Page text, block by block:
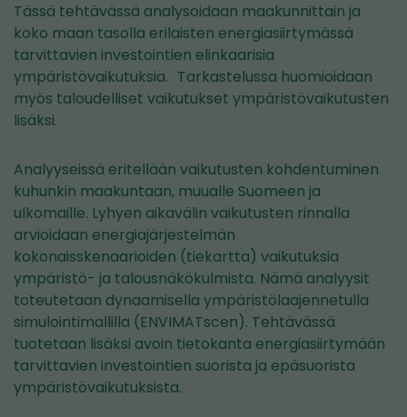
Tässä tehtävässä analysoidaan maakunnittain ja
koko maan tasolla erilaisten energiasiirtymässä
tarvittavien investointien elinkaarisia
ympäristövaikutuksia. Tarkastelussa huomioidaan
myös taloudelliset vaikutukset ympäristövaikutusten
lisäksi.
Analyyseissä eritellään vaikutusten kohdentuminen
kuhunkin maakuntaan, muualle Suomeen ja
ulkomaille. Lyhyen aikavälin vaikutusten rinnalla
arvioidaan energiajärjestelmän
kokonaisskenaarioiden (tiekartta) vaikutuksia
ympäristö- ja talousnäkökulmista. Nämä analyysit
toteutetaan dynaamisella ympäristölaajennetulla
simulointimallilla (ENVIMATscen). Tehtävässä
tuotetaan lisäksi avoin tietokanta energiasiirtymään
tarvittavien investointien suorista ja epäsuorista
ympäristövaikutuksista.